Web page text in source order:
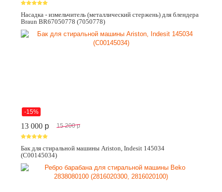
Насадка - измельчитель (металлический стержень) для блендера
Braun BR67050778 (7050778)
-15%
13 000 p 15 200 p
Бак для стиральной машины Ariston, Indesit 145034
(C00145034)